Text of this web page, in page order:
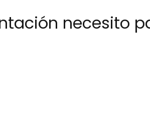
necesito